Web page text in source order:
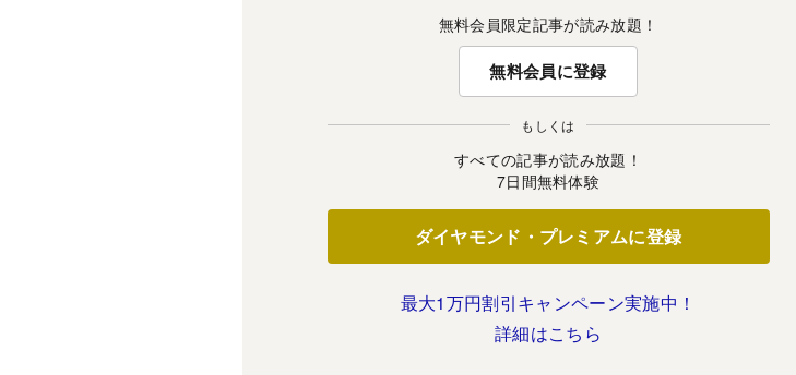
無料会員限定記事が読み放題！
無料会員に登録
もしくは
すべての記事が読み放題！
7日間無料体験
ダイヤモンド・プレミアムに登録
最大1万円割引キャンペーン実施中！
詳細はこちら